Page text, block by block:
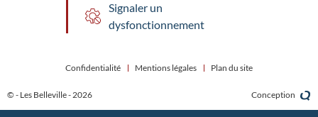
Signaler un
dysfonctionnement
© - Les Belleville - 2026
Confidentialité Mentions légales Plan du site
Conception